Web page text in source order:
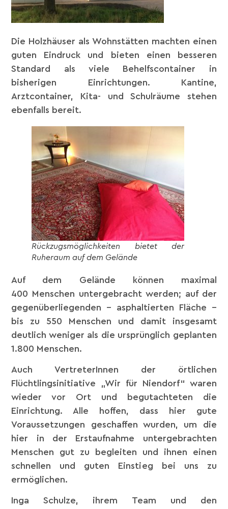
Die Holzhäuser als Wohnstätten machten einen
guten Eindruck und bieten einen besseren
Standard als viele Behelfscontainer in
bisherigen Einrichtungen. Kantine,
Arztcontainer, Kita- und Schulräume stehen
ebenfalls bereit.
Rückzugsmöglichkeiten bietet der
Ruheraum auf dem Gelände
Auf dem Gelände können maximal
400 Menschen untergebracht werden; auf der
gegenüberliegenden – asphaltierten Fläche –
bis zu 550 Menschen und damit insgesamt
deutlich weniger als die ursprünglich geplanten
1.800 Menschen.
Auch VertreterInnen der örtlichen
Flüchtlingsinitiative „Wir für Niendorf“ waren
wieder vor Ort und begutachteten die
Einrichtung. Alle hoffen, dass hier gute
Voraussetzungen geschaffen wurden, um die
hier in der Erstaufnahme untergebrachten
Menschen gut zu begleiten und ihnen einen
schnellen und guten Einstieg bei uns zu
ermöglichen.
Inga Schulze, ihrem Team und den